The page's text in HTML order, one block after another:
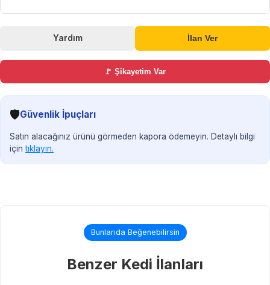
Yardım İlan Ver
🚩 Şikayetim Var
🛡️Güvenlik İpuçları
Satın alacağınız ürünü görmeden kapora ödemeyin. Detaylı bilgi
içintıklayın.
Bunlarıda Beğenebilirsin
Benzer Kedi İlanları